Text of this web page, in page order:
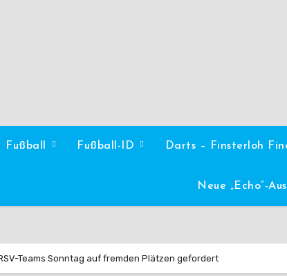
Fußball Fußball-ID Darts – Finsterloh
Neue „Echo“-
Teams Sonntag auf fremden Plätzen gefordert